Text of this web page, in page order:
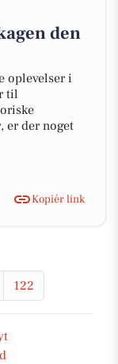
den
oplevelser i
til
er der noget
Kopiér link
122